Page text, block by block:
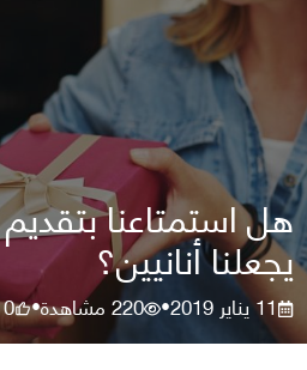
هل استمتاعنا
يجعلنا أنانيين؟
11 يناير 2019 •
220مشاهدة•
0